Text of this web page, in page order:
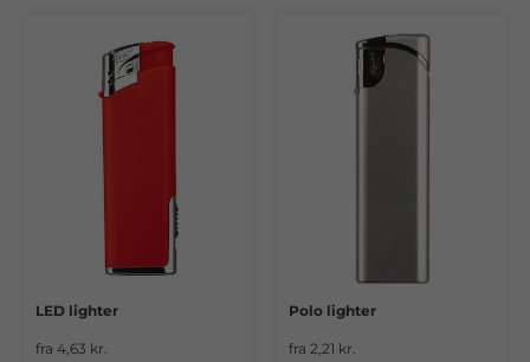
LED lighter
fra 4,63 kr.
Polo lighter
fra 2,21 kr.